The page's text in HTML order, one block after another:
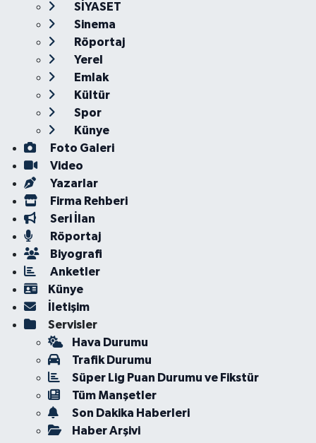
SİYASET
Sinema
Röportaj
Yerel
Emlak
Kültür
Spor
Künye
Foto Galeri
Video
Yazarlar
Firma Rehberi
Seri İlan
Röportaj
Biyografi
Anketler
Künye
İletişim
Servisler
Hava Durumu
Trafik Durumu
Süper Lig Puan Durumu ve Fikstür
Tüm Manşetler
Son Dakika Haberleri
Haber Arşivi